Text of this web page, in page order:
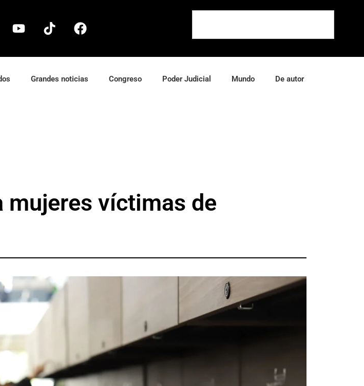
Grandes noticias Congreso Poder Judicial Mundo De autor
mujeres víctimas de